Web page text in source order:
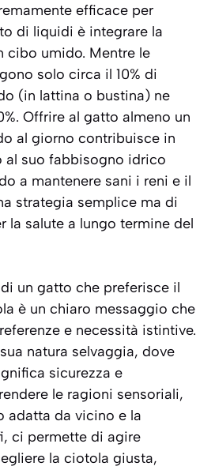
efficace per
di liquidi è integrare la
cibo umido. Mentre le
solo circa il 10% di
(in lattina o bustina) ne
. Offrire al gatto almeno un
al giorno contribuisce in
suo fabbisogno idrico
a mantenere sani i reni e il
strategia semplice ma di
la salute a lungo termine del
un gatto che preferisce il
è un chiaro messaggio che
e necessità istintive.
natura selvaggia, dove
sicurezza e
le ragioni sensoriali,
adatta da vicino e la
ci permette di agire
la ciotola giusta,